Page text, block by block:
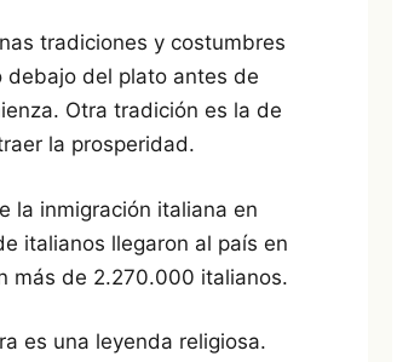
tradiciones y costumbres
debajo del plato antes de
Otra tradición es la de
la prosperidad.
la inmigración italiana en
italianos llegaron al país en
más de 2.270.000 italianos.
es una leyenda religiosa.